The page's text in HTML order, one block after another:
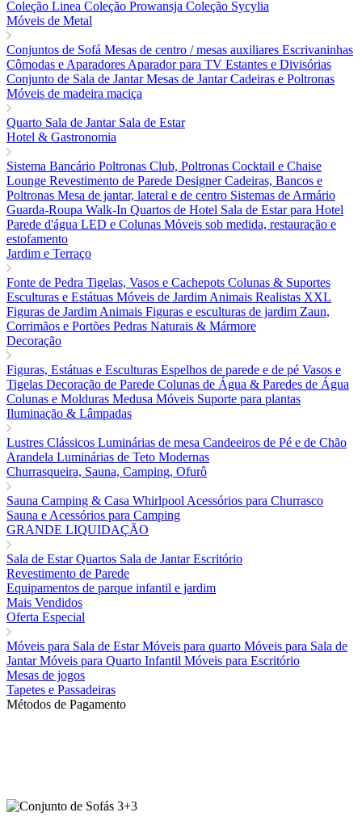
Coleção Linea Coleção Prowansja Coleção Sycylia
Móveis de Metal
Conjuntos de Sofá Mesas de centro / mesas auxiliares Escrivaninhas
Cômodas e Aparadores Aparador para TV Estantes e Divisórias
Conjunto de Sala de JantarMesas de JantarCadeiras e Poltronas
Móveis de madeira maciça
Quarto Sala de Jantar Sala de Estar
Hotel & Gastronomia
Sistema Bancário Poltronas Club, Poltronas Cocktail e Chaise
Lounge Revestimento de Parede DesignerCadeiras, Bancos e
Poltronas Mesa de jantar, lateral e de centro Sistemas de Armário
Guarda-Roupa Walk-In Quartos de Hotel Sala de Estar para Hotel
Parede d'água LED e Colunas Móveis sob medida, restauração e
estofamento
Jardim e Terraço
Fonte de Pedra Tigelas, Vasos e Cachepots Colunas & Suportes
Esculturas e Estátuas Móveis de Jardim Animais Realistas XXL
Figuras de Jardim Animais Figuras e esculturas de jardim Zaun,
Corrimãos e Portões Pedras Naturais & Mármore
Decoração
Figuras, Estátuas e Esculturas Espelhos de parede e de pé Vasos e
Tigelas Decoração de Parede Colunas de Água & Paredes de Água
Colunas e Molduras Medusa Móveis Suporte para plantas
Iluminação & Lâmpadas
Lustres Clássicos Luminárias de mesa Candeeiros de Pé e de Chão
Arandela Luminárias de Teto Modernas
Churrasqueira, Sauna, Camping, Ofurô
Sauna Camping & Casa Whirlpool Acessórios para Churrasco
Sauna e Acessórios para Camping
GRANDE LIQUIDAÇÃO
Sala de EstarQuartos Sala de JantarEscritório
Revestimento de Parede
Equipamentos de parque infantil e jardim
Mais Vendidos
Oferta Especial
Móveis para Sala de EstarMóveis para quarto Móveis para Sala de
JantarMóveis para Quarto Infantil Móveis para Escritório
Mesas de jogos
Tapetes e Passadeiras
Métodos de Pagamento